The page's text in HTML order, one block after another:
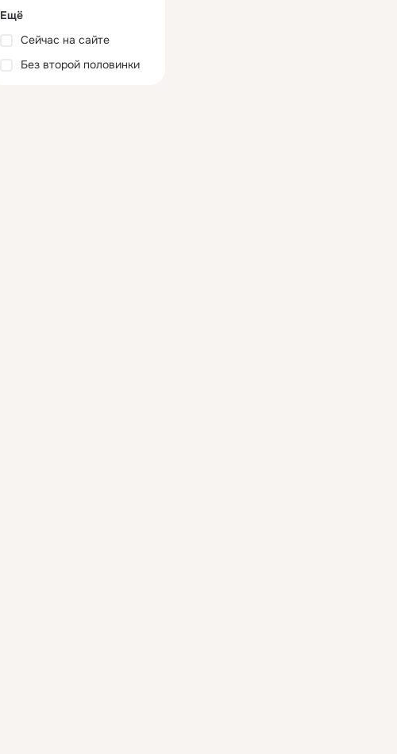
Ещё
Сейчас на сайте
Без второй половинки